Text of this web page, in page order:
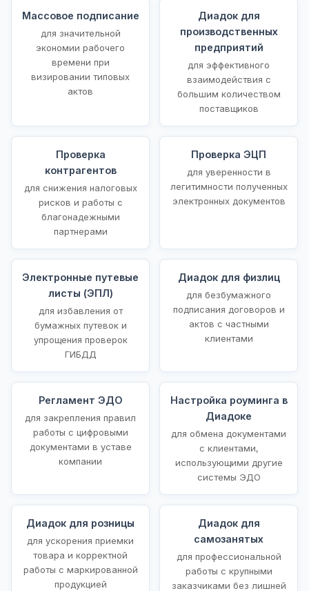
Массовое подписание
для значительной
экономии рабочего
времени при
визировании типовых
актов
Диадок для
производственных
предприятий
для эффективного
взаимодействия с
большим количеством
поставщиков
Проверка
контрагентов
для снижения налоговых
рисков и работы с
благонадежными
партнерами
Проверка ЭЦП
для уверенности в
легитимности полученных
электронных документов
Электронные путевые
листы (ЭПЛ)
для избавления от
бумажных путевок и
упрощения проверок
ГИБДД
Диадок для физлиц
для безбумажного
подписания договоров и
актов с частными
клиентами
Регламент ЭДО
для закрепления правил
работы с цифровыми
документами в уставе
компании
Настройка роуминга в
Диадоке
для обмена документами
с клиентами,
использующими другие
системы ЭДО
Диадок для розницы
для ускорения приемки
товара и корректной
работы с маркированной
продукцией
Диадок для
самозанятых
для профессиональной
работы с крупными
заказчиками без лишней